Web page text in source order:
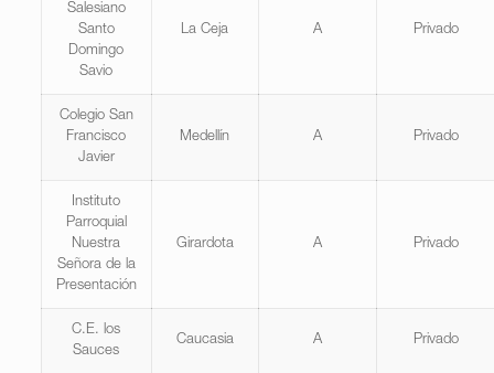
Salesiano
Santo
Domingo
Savio
La Ceja A Privado
Colegio San
Francisco
Javier
Medellín A Privado
Instituto
Parroquial
Nuestra
Señora de la
Presentación
Girardota A Privado
C.E. los
Sauces
Caucasia A Privado